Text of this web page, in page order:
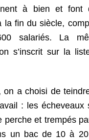
à bien et font
la fin du siècle,
salariés. La
s’inscrit sur la
on a choisi de
: les écheveaux
perche et trempés
un bac de 10 à